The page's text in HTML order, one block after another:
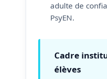
adulte de
PsyEN.
Cadre
élèves